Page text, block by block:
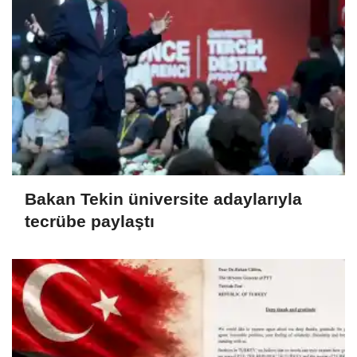
Bakan Tekin üniversite adaylarıyla
tecrübe paylaştı